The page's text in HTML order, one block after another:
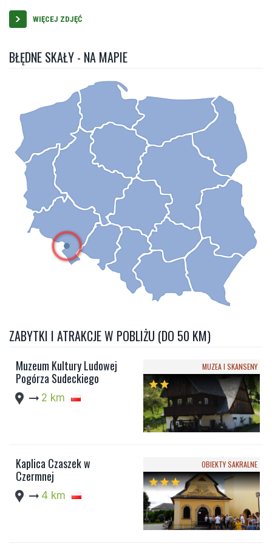
WIĘCEJ ZDJĘĆ
BŁĘDNE SKAŁY - NA MAPIE
ZABYTKI I ATRAKCJE W POBLIŻU (DO 50 KM)
Muzeum Kultury Ludowej
Pogórza Sudeckiego
location_pin arrow_right_alt 2 km
MUZEA I SKANSENY
starstar
Kaplica Czaszek w
Czermnej
location_pin arrow_right_alt 4 km
OBIEKTY SAKRALNE
starstarstar